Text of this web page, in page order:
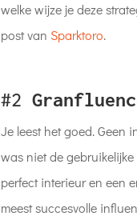
welke wijze je deze
post van Sparktoro.
#2
Je leest het goed. Geen
was niet de
perfect interieur en een
meest succesvolle